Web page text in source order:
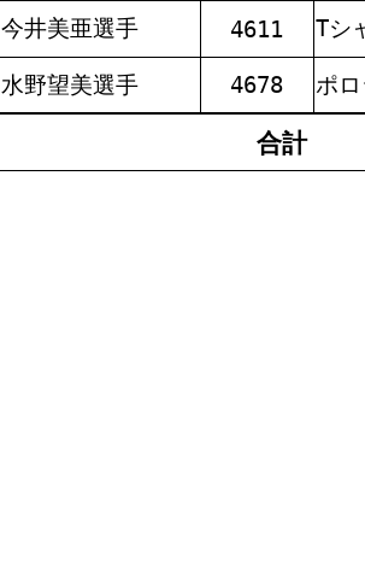
今井美亜選手 4611 Tシ
水野望美選手 4678 ポ
合計